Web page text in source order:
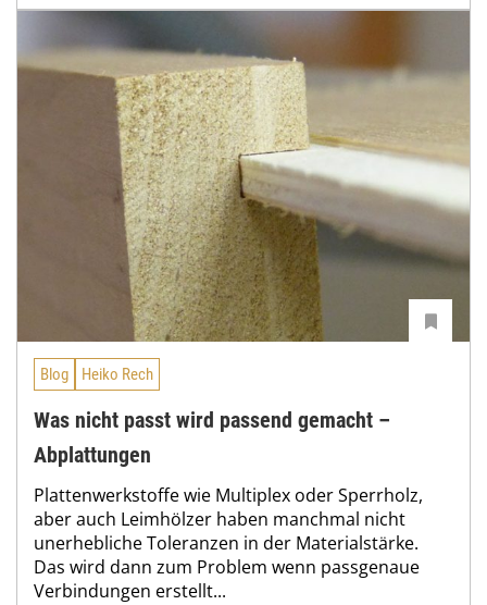
Blog Heiko Rech
Was nicht passt wird passend gemacht –
Abplattungen
Plattenwerkstoffe wie Multiplex oder Sperrholz,
aber auch Leimhölzer haben manchmal nicht
unerhebliche Toleranzen in der Materialstärke.
Das wird dann zum Problem wenn passgenaue
Verbindungen erstellt...